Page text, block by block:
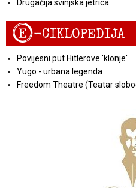
Drugačija svinjska jetrica
E-CIKLOPEDIJA
Povijesni put Hitlerove 'klonje'
Yugo - urbana legenda
Freedom Theatre (Teatar